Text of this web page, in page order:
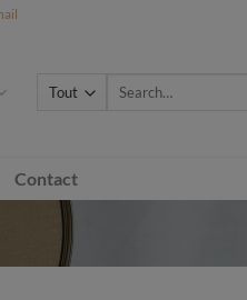
Search
Contact